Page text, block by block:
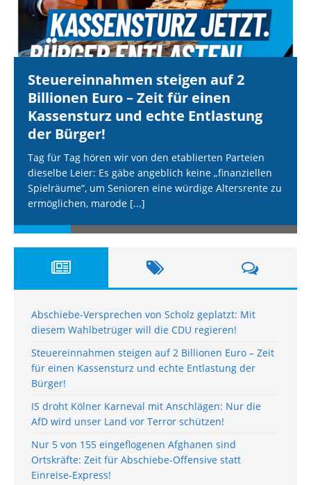
Steuereinnahmen steigen auf 2
Billionen Euro – Zeit für einen
Kassensturz und echte Entlastung
der Bürger!
Tag für Tag hören wir von den etablierten Parteien
dieselbe Leier: Es gäbe angeblich keine „finanziellen
Spielräume“, um Senioren eine würdige Altersrente zu
ermöglichen, marode [...]
Abschiebe-Versprechen von Scholz geplatzt: Mit
diesem Wahlbetrüger will die CDU regieren!
Steuereinnahmen steigen auf 2 Billionen Euro – Zeit
für einen Kassensturz und echte Entlastung der
Bürger!
IS droht Kölner Karneval mit Anschlägen: Nur die
AfD wird unser Land vor Terror schützen!
Nur 5 von 155 eingeflogenen Afghanen sind
Ortskräfte: Zeit für Abschiebe-Offensive statt
Einreise-Express!